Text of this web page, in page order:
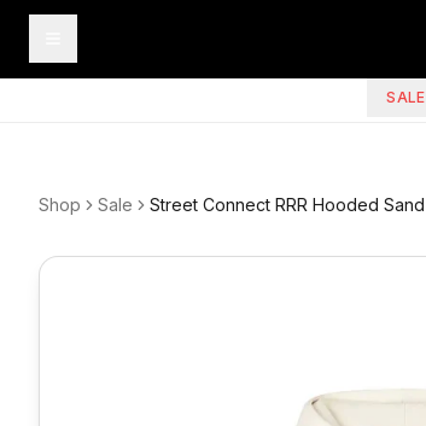
SALE
Shop Sale Street Connect RRR Hooded Sand